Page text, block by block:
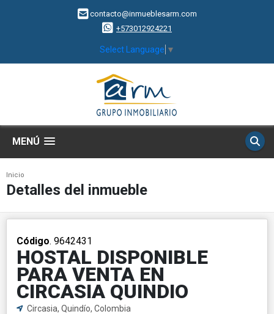
contacto@inmueblesarm.com
+573012924221
Select Language ▼
MENÚ
Inicio
Detalles del inmueble
Código. 9642431
HOSTAL DISPONIBLE
PARA VENTA EN
CIRCASIA QUINDIO
Circasia, Quindío, Colombia